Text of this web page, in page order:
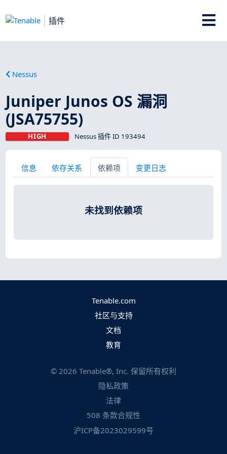
插件
Nessus
Juniper Junos OS 漏洞
(JSA75755)
HIGH Nessus 插件 ID 193494
信息 依存关系 依赖项 变更日志
未找到依赖项
Tenable.com
社区与支持
文档
教育
© 2026 Tenable®, Inc. 保留所有权利
隐私政策
法律
508 条款合规性
沪ICP备2023029599号